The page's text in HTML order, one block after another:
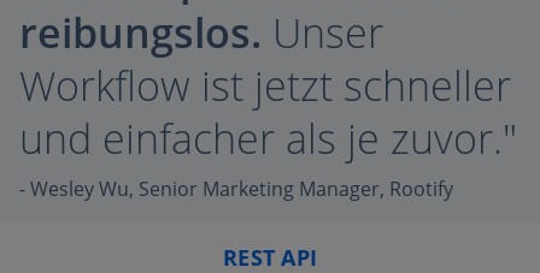
reibungslos. Unser
Workflow ist jetzt schneller
und einfacher als je zuvor."
- Wesley Wu, Senior Marketing Manager, Rootify
REST API